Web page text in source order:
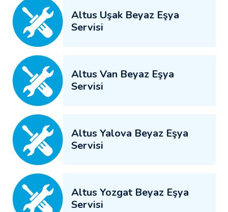
Altus Uşak Beyaz Eşya
Servisi
Altus Van Beyaz Eşya
Servisi
Altus Yalova Beyaz Eşya
Servisi
Altus Yozgat Beyaz Eşya
Servisi